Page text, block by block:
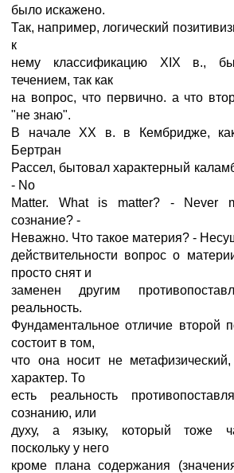
было искажено.
Так, например, логический
к
нему классификацию ХIХ в.,
течением, так как
на вопрос, что первично. а что
"не знаю".
В начале ХХ в. в Кембридже, как
Бертран
Рассел, бытовал характерный
- No
Matter. What is matter? - Never
сознание? -
Неважно. Что такое материя? -
действительности вопрос о
просто снят и
заменен другим
реальность.
Фундаментальное отличие второй
состоит в том,
что она носит не
характер. То
есть реальность
сознанию, или
духу, а языку, который тоже
поскольку у него
кроме плана содержания